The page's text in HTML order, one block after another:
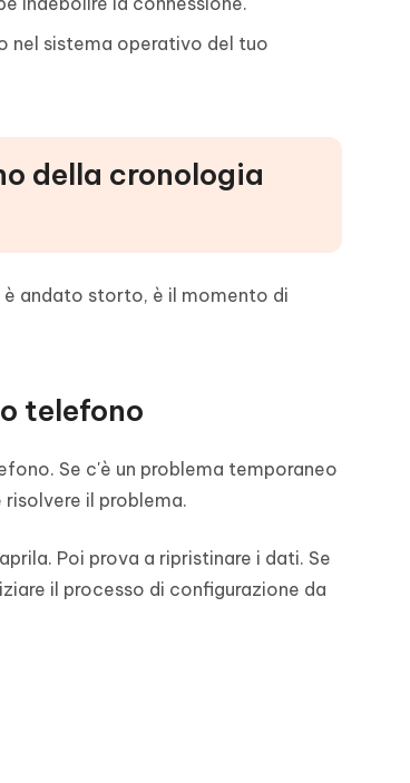
nel sistema operativo del tuo
della cronologia
è andato storto, è il momento di
telefono
Se c'è un problema temporaneo
il problema.
Poi prova a ripristinare i dati. Se
il processo di configurazione da